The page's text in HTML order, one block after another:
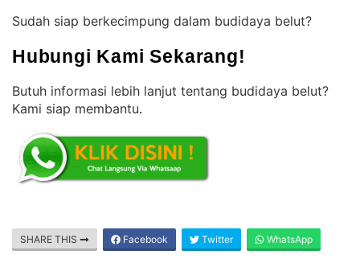
Sudah siap berkecimpung dalam budidaya belut?
Hubungi Kami Sekarang!
Butuh informasi lebih lanjut tentang budidaya belut?
Kami siap membantu.
SHARE THIS Facebook Twitter WhatsApp